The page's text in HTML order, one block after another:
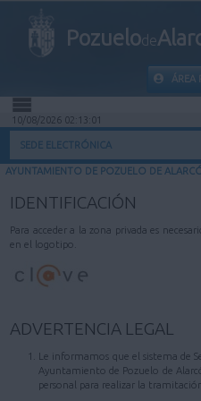
Pozuelode
ÁREA
INICIO
MI CARPETA
INFORMACIÓN
AYUDA
10/08/2026 02:13:01
SEDE ELECTRÓNICA
AYUNTAMIENTO DE POZUELO DE
IDENTIFICACIÓN
Para acceder a la zona privada es
en el logotipo.
ADVERTENCIA LEGAL
Le informamos que el sistema de
Ayuntamiento de Pozuelo de
personal para realizar la